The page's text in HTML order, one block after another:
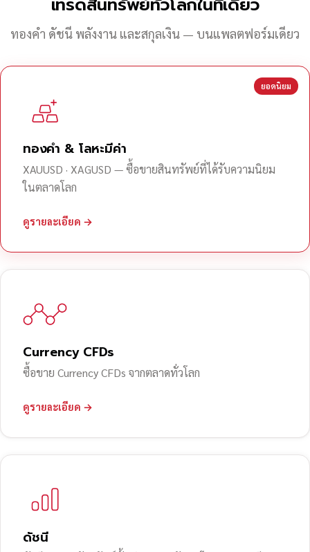
ทองคำ ดัชนี พลังงาน และสกุลเงิน — บนแพลตฟอร์มเดียว
ยอดนิยม
ทองคำ & โลหะมีค่า
XAUUSD · XAGUSD — ซื้อขายสินทรัพย์ที่ได้รับความนิยม
ในตลาดโลก
ดูรายละเอียด →
Currency CFDs
ซื้อขาย Currency CFDs จากตลาดทั่วโลก
ดูรายละเอียด →
ดัชนี